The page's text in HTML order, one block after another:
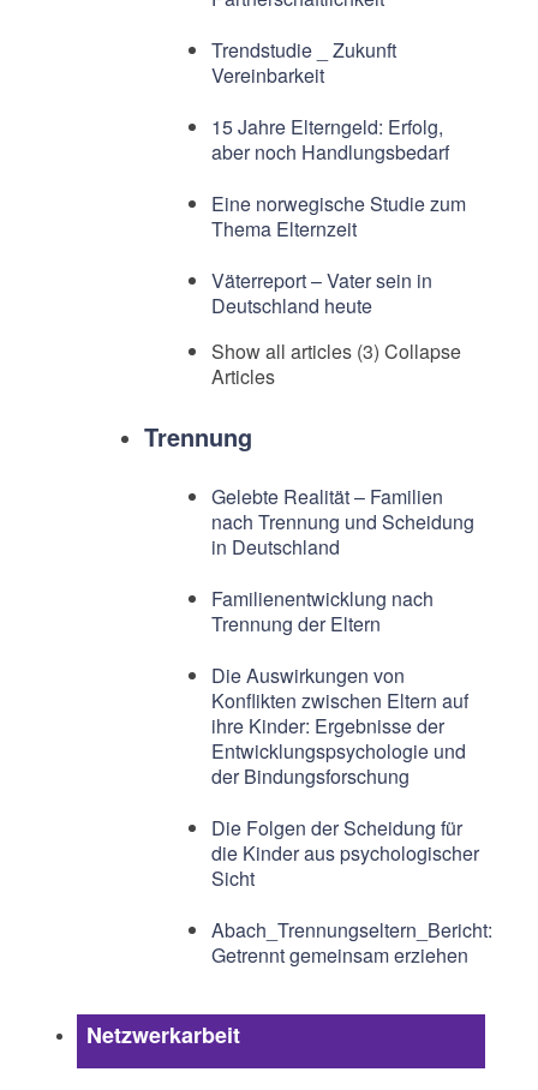
Trendstudie _ Zukunft
Vereinbarkeit
15 Jahre Elterngeld: Erfolg,
aber noch Handlungsbedarf
Eine norwegische Studie zum
Thema Elternzeit
Väterreport – Vater sein in
Deutschland heute
Show all articles (3) Collapse
Articles
Trennung
Gelebte Realität – Familien
nach Trennung und Scheidung
in Deutschland
Familienentwicklung nach
Trennung der Eltern
Die Auswirkungen von
Konflikten zwischen Eltern auf
ihre Kinder: Ergebnisse der
Entwicklungspsychologie und
der Bindungsforschung
Die Folgen der Scheidung für
die Kinder aus psychologischer
Sicht
Abach_Trennungseltern_Bericht:
Getrennt gemeinsam erziehen
Netzwerkarbeit